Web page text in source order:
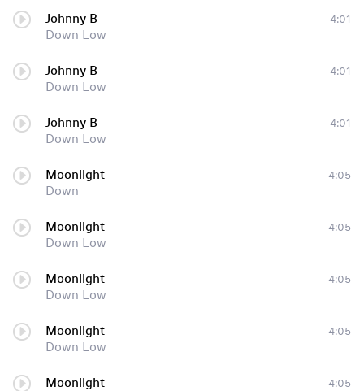
Johnny B
Down Low
4:01
Johnny B
Down Low
4:01
Johnny B
Down Low
4:01
Moonlight
Down
4:05
Moonlight
Down Low
4:05
Moonlight
Down Low
4:05
Moonlight
Down Low
4:05
Moonlight
4:05